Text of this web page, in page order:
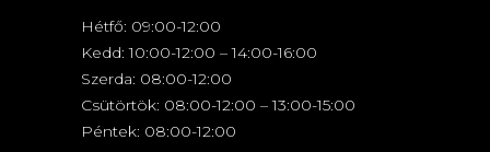
Hétfő: 09:00-12:00
Kedd: 10:00-12:00 – 14:00-16:00
Szerda: 08:00-12:00
Csütörtök: 08:00-12:00 – 13:00-15:00
Péntek: 08:00-12:00